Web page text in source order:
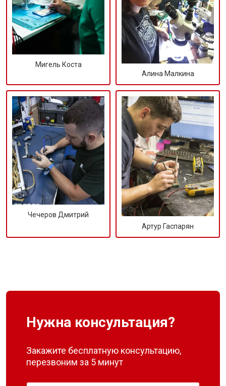
Мигель Коста
Алина Малкина
Чечеров Дмитрий
Артур Гаспарян
Нужна консультация?
Закажите бесплатную консультацию,
перезвоним за 5 минут